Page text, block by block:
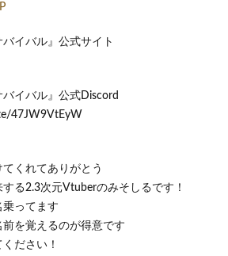
イバル』公式サイト
イバル』公式Discord
47JW9VtEyW
くれてありがとう
る2.3次元Vtuberのみそしるです！
乗ってます
を覚えるのが得意です
ださい！